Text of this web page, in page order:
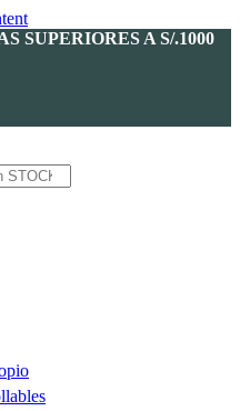
SUPERIORES A S/.1000